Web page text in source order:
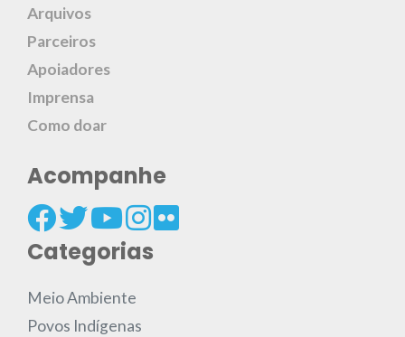
Arquivos
Parceiros
Apoiadores
Imprensa
Como doar
Acompanhe
Categorias
Meio Ambiente
Povos Indígenas